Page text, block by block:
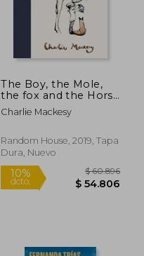
The Boy, the Mole,
the fox and the Horse
(en Inglés)
Charlie Mackesy
Random House, 2019, Tapa
Dura, Nuevo